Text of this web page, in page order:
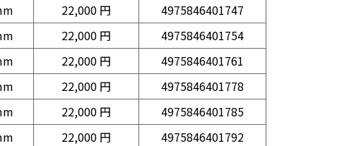
22,000 円
4975846401747
22,000 円
4975846401754
22,000 円
4975846401761
22,000 円
4975846401778
22,000 円
4975846401785
22,000 円
4975846401792